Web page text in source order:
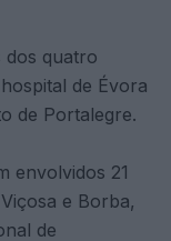
dos quatro
de Évora
de Portalegre.
envolvidos 21
e Borba,
de